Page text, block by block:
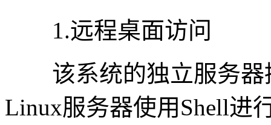
1.远程桌面访问
该系统的独立服务器
Linux服务器使用Shell进